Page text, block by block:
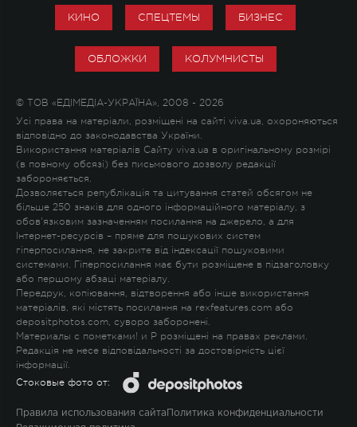
КИНО СПЕЦТЕМЫ БИЗНЕС
ОБЛОЖКИ КОЛУМНИСТЫ
© ТОВ «ЕДІМЕДІА-УКРАЇНА», 2008 - 2026
Усі права на матеріали, розміщені на сайті viva.ua, охороняються
відповідно до законодавства України.
Використання матеріалів Сайту viva.ua в оригінальному розмірі
(в повному обсязі) без письмового дозволу редакції
забороняється.
Дозволяється републікація та цитування статей обсягом не
більше 250 знаків для одного інформаційного матеріалу, з
обов'язковим зазначенням посилання на джерело, а для
Інтернет-ресурсів – пряме для пошукових систем
гіперпосилання, не закрите від індексації пошуковими
системами. Гіперпосилання має бути розміщене в підзаголовку
або першому абзаці матеріалу.
Передрук, копіювання, відтворення або інше використання
матеріалів, які містять посилання на rexfeatures.com або
depositphotos.com, суворо заборонені.
Материалы с пометками! и P розміщені на правах реклами.
Редакція не несе відповідальності за достовірність цієї
інформації.
Стоковые фото от:
Правила использования сайта Политика конфиденциальности